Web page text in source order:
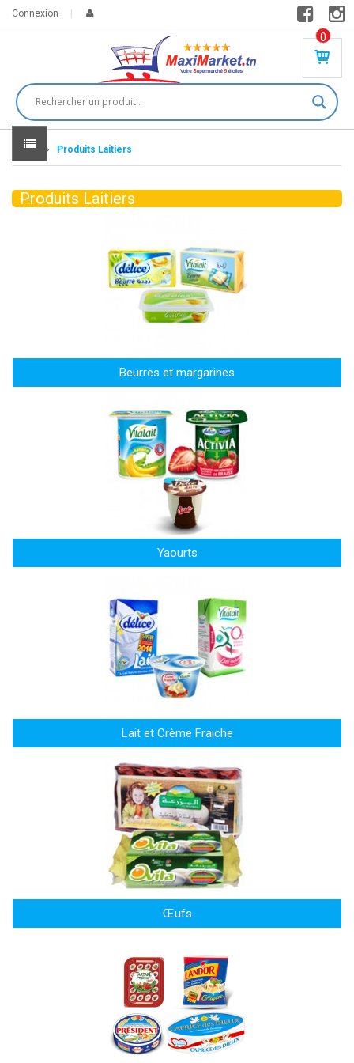
Connexion
0
PR
DU
IT(
S)
0
DT
Home Produits Laitiers
Produits Laitiers
Beurres et margarines
Yaourts
Lait et Crème Fraiche
Œufs